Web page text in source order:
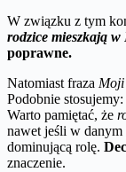
W związku z tym
rodzice mieszkają
poprawne.
Natomiast fraza Moji
Podobnie stosujemy:
Warto pamiętać, że
nawet jeśli w
dominującą rolę.
znaczenie.